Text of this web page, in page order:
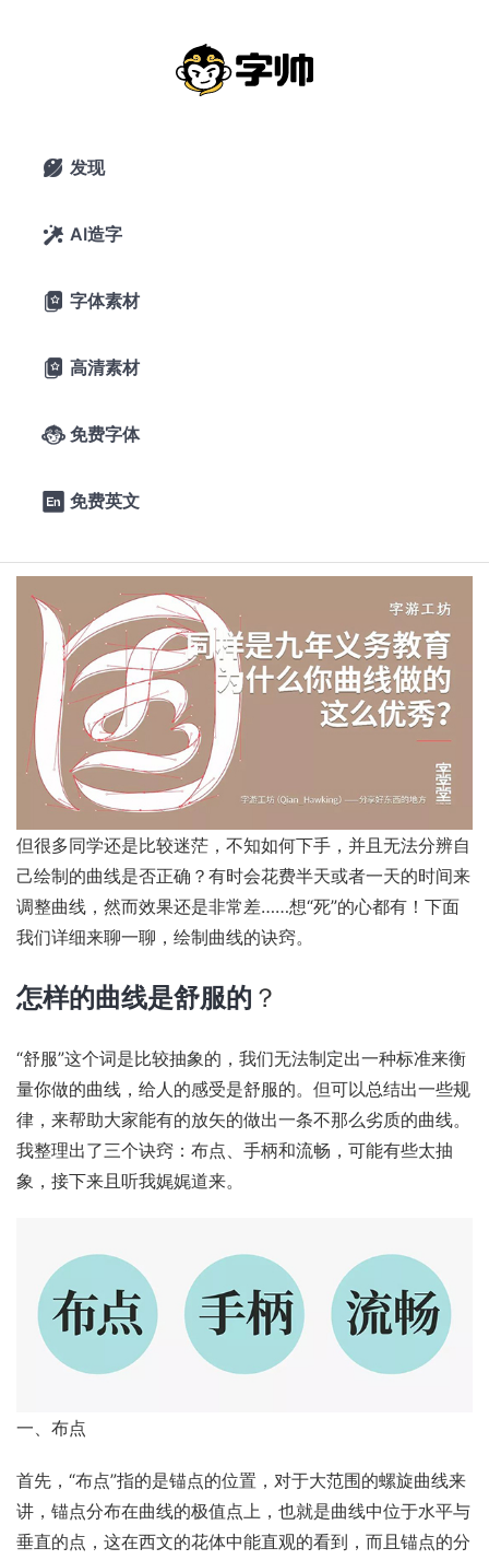
 发现
 AI造字
 字体素材
 高清素材
 免费字体
 免费英文
如何使贝塞尔曲线更流畅？绘制字体曲
线的3个诀窍、N项技巧
为做字的重点，同时也成为一大难点。曲线品质的好坏直接
但很多同学还是比较迷茫，不知如何下手，并且无法分辨自
己绘制的曲线是否正确？有时会花费半天或者一天的时间来
调整曲线，然而效果还是非常差……想“死”的心都有！下面
我们详细来聊一聊，绘制曲线的诀窍。
怎样的曲线是舒服的 ？
“舒服”这个词是比较抽象的，我们无法制定出一种标准来衡
量你做的曲线，给人的感受是舒服的。但可以总结出一些规
律，来帮助大家能有的放矢的做出一条不那么劣质的曲线。
我整理出了三个诀窍：布点、手柄和流畅，可能有些太抽
象，接下来且听我娓娓道来。
一、布点
首先，“布点”指的是锚点的位置，对于大范围的螺旋曲线来
讲，锚点分布在曲线的极值点上，也就是曲线中位于水平与
垂直的点，这在西文的花体中能直观的看到，而且锚点的分